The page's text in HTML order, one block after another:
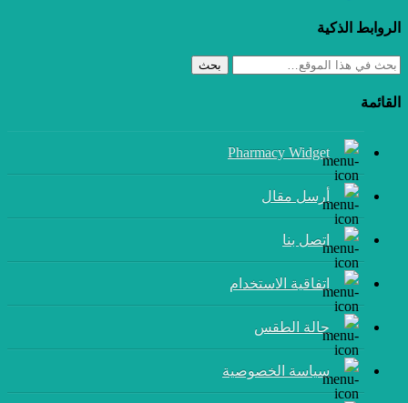
الروابط الذكية
بحث
القائمة
Pharmacy Widget
أرسل مقال
إتصل بنا
اتفاقية الاستخدام
حالة الطقس
سياسة الخصوصية